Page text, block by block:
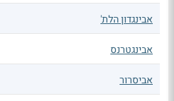
אבינגדון הלת'
אבינגטרנס
אביסרור